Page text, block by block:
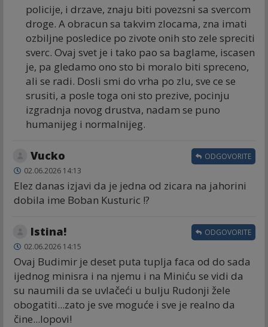
policije, i drzave, znaju biti povezsni sa svercom
droge. A obracun sa takvim zlocama, zna imati
ozbiljne posledice po zivote onih sto zele spreciti
sverc. Ovaj svet je i tako pao sa baglame, iscasen
je, pa gledamo ono sto bi moralo biti spreceno,
ali se radi. Dosli smi do vrha po zlu, sve ce se
srusiti, a posle toga oni sto prezive, pocinju
izgradnja novog drustva, nadam se puno
humanijeg i normalnijeg.
Vucko
02.06.2026 14:13
Elez danas izjavi da je jedna od zicara na jahorini
dobila ime Boban Kusturic !?
ODGOVORITE
Istina!
02.06.2026 14:15
Ovaj Budimir je deset puta tuplja faca od do sada
ijednog minisra i na njemu i na Miniću se vidi da
su naumili da se uvlačeći u bulju Rudonji žele
obogatiti...zato je sve moguće i sve je realno da
čine...lopovi!
ODGOVORITE